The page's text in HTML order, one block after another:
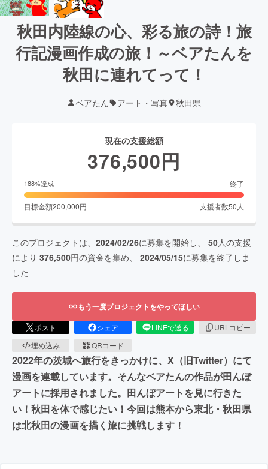
秋田内陸線の心、彩る旅の詩！旅
行記漫画作成の旅！～ベアたんを
秋田に連れてって！
ベアたん アート・写真 秋田県
現在の支援総額
376,500円
188%達成 終了
目標金額200,000円 支援者数50 人
このプロジェクトは、 2024/02/26に募集を開始し、 50人の支援
により 376,500円の資金を集め、 2024/05/15に募集を終了しま
した
もう一度プロジェクトをやってほしい
ポスト シェア LINEで送る
URLコピー
埋め込み
QRコード
2022年の茨城へ旅行をきっかけに、X（旧Twitter）にて
漫画を連載しています。そんなベアたんの作品が田んぼ
アートに採用されました。田んぼアートを見に行きた
い！秋田を体で感じたい！今回は熊本から東北・秋田県
は北秋田の漫画を描く旅に挑戦します！